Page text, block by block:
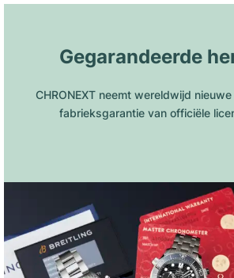
Gegarandeerde
CHRONEXT neemt wereldwijd
fabrieksgarantie van officiële